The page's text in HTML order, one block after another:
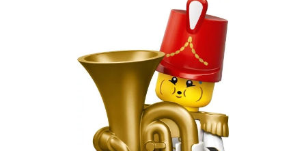
классическая остроконечная шляпа (которая
сидит просто идеально), магическая метла для
полетов или волшебная палочка, а также
миниатюрный котелок для варки приворотного
Пушистый питомец: Какая же ведьма без
верного спутника? Вместе с ней в наборе идет
фигурка ее любимого питомца (например,